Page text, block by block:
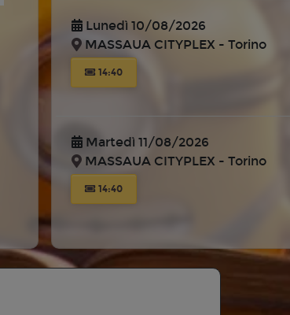
Lunedì 10/08/2026
MASSAUA CITYPLEX - Torino
14:40
Martedì 11/08/2026
MASSAUA CITYPLEX - Torino
14:40